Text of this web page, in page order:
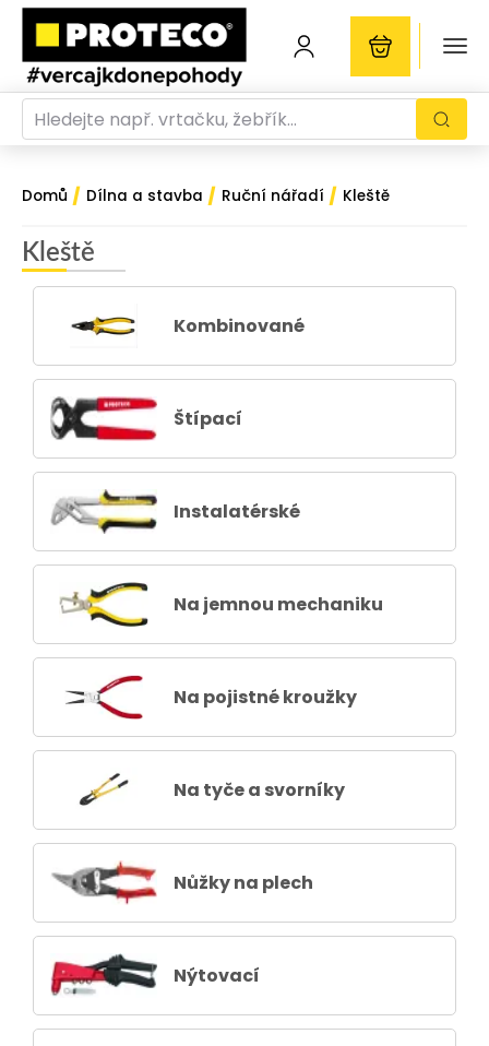
Domů / Dílna a stavba / Ruční nářadí / Kleště
Kleště
Kombinované
Štípací
Instalatérské
Na jemnou mechaniku
Na pojistné kroužky
Na tyče a svorníky
Nůžky na plech
Nýtovací